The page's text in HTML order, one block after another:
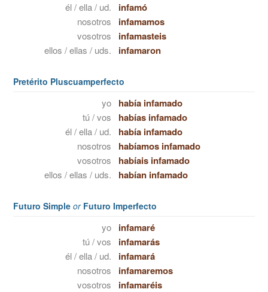
él / ella / ud. infamó
nosotros infamamos
vosotros infamasteis
ellos / ellas / uds. infamaron
Pretérito Pluscuamperfecto
yo había infamado
tú / vos habías infamado
él / ella / ud. había infamado
nosotros habíamos infamado
vosotros habíais infamado
ellos / ellas / uds. habían infamado
Futuro Simple orFuturo Imperfecto
yo infamaré
tú / vos infamarás
él / ella / ud. infamará
nosotros infamaremos
vosotros infamaréis